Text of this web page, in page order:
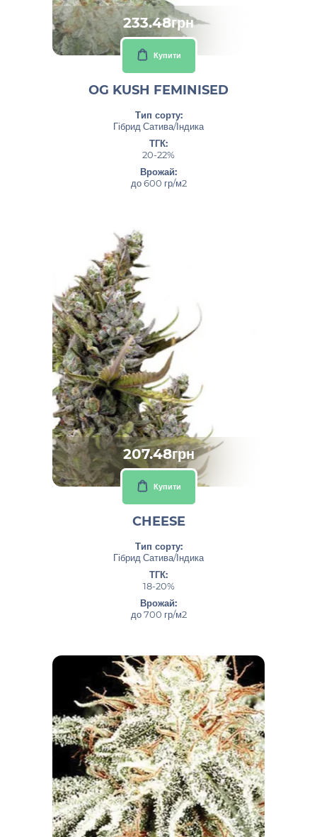
233.48грн
Купити
OG KUSH FEMINISED
Тип сорту:
Гібрид Сатива/Індика
ТГК:
20-22%
Врожай:
до 600 гр/м2
207.48грн
Купити
CHEESE
Тип сорту:
Гібрид Сатива/Індика
ТГК:
18-20%
Врожай:
до 700 гр/м2